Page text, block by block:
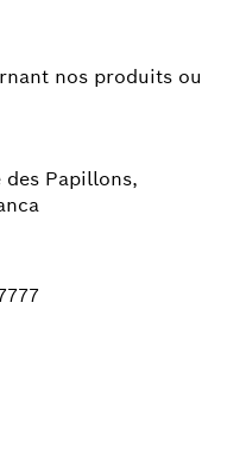
nos produits ou
Papillons,